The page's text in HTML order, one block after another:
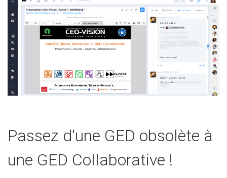
Passez d'une GED obsolète à
une GED Collaborative !